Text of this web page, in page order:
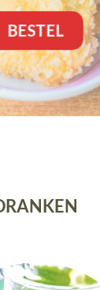
BESTEL